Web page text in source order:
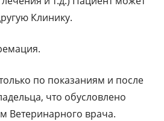
Клинику.
по показаниям и после
что обусловлено
Ветеринарного врача.